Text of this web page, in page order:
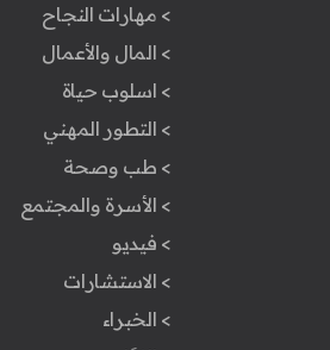
> مهارات النجاح
> المال والأعمال
> اسلوب حياة
> التطور المهني
> طب وصحة
> الأسرة والمجتمع
> فيديو
> الاستشارات
> الخبراء